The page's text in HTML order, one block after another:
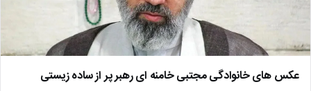
عکس های خانوادگی مجتبی خامنه ای رهبر پر از ساده زیستی